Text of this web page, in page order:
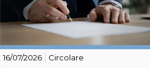
16/07/2026 Circolare